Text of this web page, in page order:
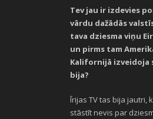
Tev jau ir izdevies
vārdu dažādās
tava dziesma viņu
un pirms tam
Kalifornijā izveidoja
bija?
Īrijas TV tas bija jautri,
stāstīt nevis par